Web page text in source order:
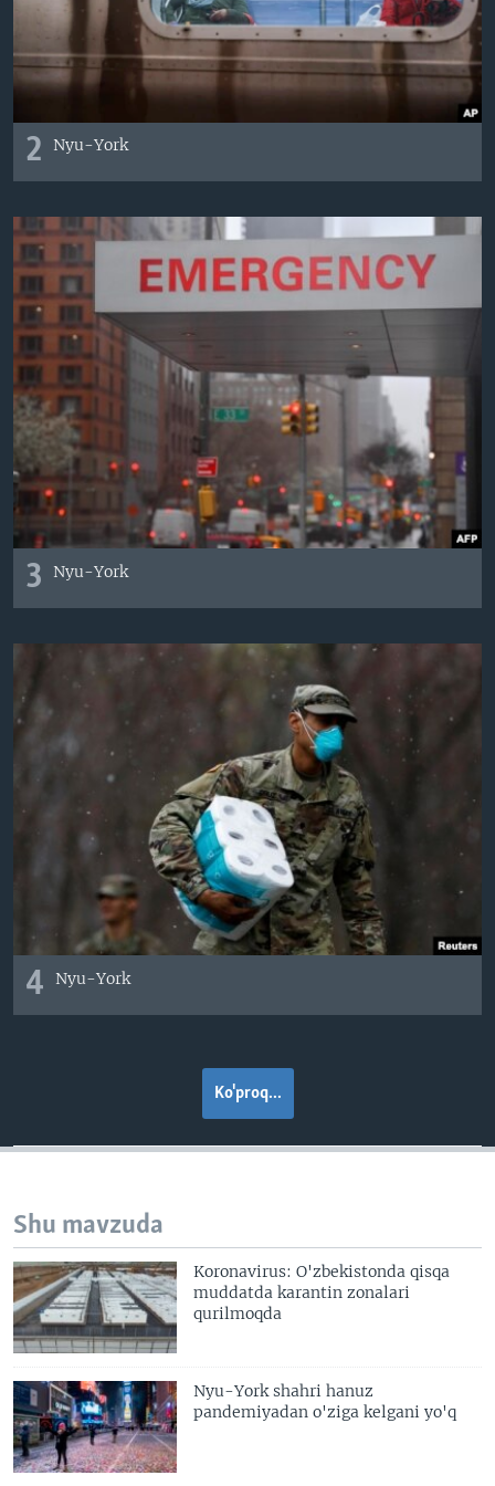
2 Nyu-York
3 Nyu-York
4 Nyu-York
Ko'proq...
Shu mavzuda
Koronavirus: O'zbekistonda qisqa
muddatda karantin zonalari
qurilmoqda
Nyu-York shahri hanuz
pandemiyadan o'ziga kelgani yo'q